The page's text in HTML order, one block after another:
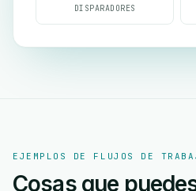
DISPARADORES
EJEMPLOS DE FLUJOS DE
Cosas que